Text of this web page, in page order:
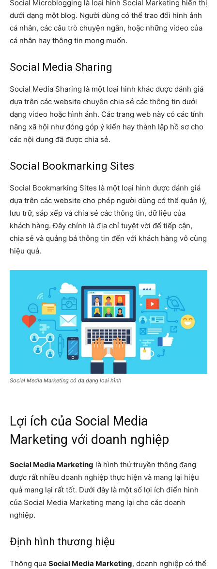
Social Microblogging là loại hình Social Marketing hiển thị
dưới dạng một blog. Người dùng có thể trao đổi hình ảnh
cá nhân, các câu trò chuyện ngắn, hoặc những video của
cá nhân hay thông tin mong muốn.
Social Media Sharing
Social Media Sharing là một loại hình khác được đánh giá
dựa trên các website chuyên chia sẻ các thông tin dưới
dạng video hoặc hình ảnh. Các trang web này có các tính
năng xã hội như đóng góp ý kiến hay thành lập hồ sơ cho
các nội dung đã được chia sẻ.
Social Bookmarking Sites
Social Bookmarking Sites là một loại hình được đánh giá
dựa trên các website cho phép người dùng có thể quản lý,
lưu trữ, sắp xếp và chia sẻ các thông tin, dữ liệu của
khách hàng. Đây chính là địa chỉ tuyệt vời để tiếp cận,
chia sẻ và quảng bá thông tin đến với khách hàng vô cùng
hiệu quả.
Social Media Marketing có đa dạng loại hình
Lợi ích của Social Media
Marketing với doanh nghiệp
Social Media Marketing là hình thứ truyền thông đang
được rất nhiều doanh nghiệp thực hiện và mang lại hiệu
quả mang lại rất tốt. Dưới đây là một số lợi ích điển hình
của Social Media Marketing mang lại cho các doanh
nghiệp.
Định hình thương hiệu
Thông qua Social Media Marketing, doanh nghiệp có thể